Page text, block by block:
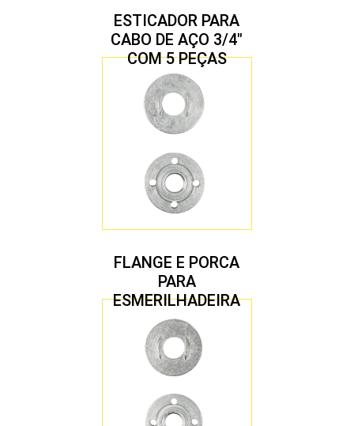
ESTICADOR PARA
CABO DE AÇO 3/4″
COM 5 PEÇAS
FLANGE E PORCA
PARA
ESMERILHADEIRA
4.1/2″ 22,23 MM